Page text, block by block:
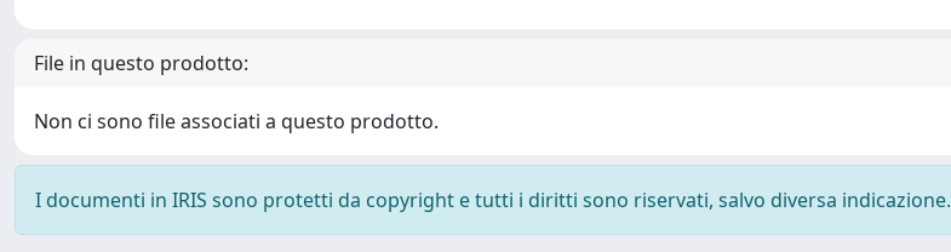
File in questo prodotto:
Non ci sono file associati a questo prodotto.
I documenti in IRIS sono protetti da copyright e tutti i diritti sono riservati, salvo diversa indicazione.